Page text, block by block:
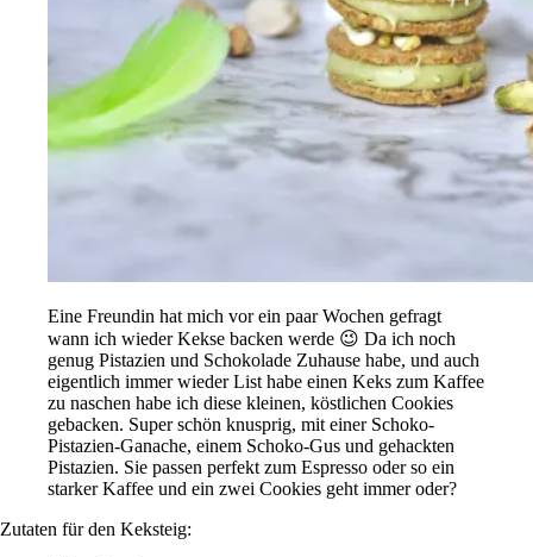
Eine Freundin hat mich vor ein paar Wochen gefragt
wann ich wieder Kekse backen werde 😉 Da ich noch
genug Pistazien und Schokolade Zuhause habe, und auch
eigentlich immer wieder List habe einen Keks zum Kaffee
zu naschen habe ich diese kleinen, köstlichen Cookies
gebacken. Super schön knusprig, mit einer Schoko-
Pistazien-Ganache, einem Schoko-Gus und gehackten
Pistazien. Sie passen perfekt zum Espresso oder so ein
starker Kaffee und ein zwei Cookies geht immer oder?
Zutaten für den Keksteig: